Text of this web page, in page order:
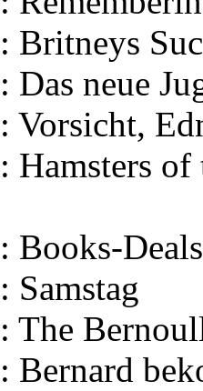
Britneys
Das neue
Vorsicht,
Hamsters
Books-
Samstag
The
Bernard